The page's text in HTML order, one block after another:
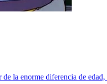
la enorme diferencia de